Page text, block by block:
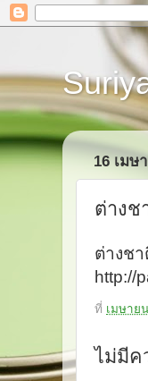
16 เมษ
ต่างช
ต่างช
http://
ที่ เมษาย
ไม่มีค